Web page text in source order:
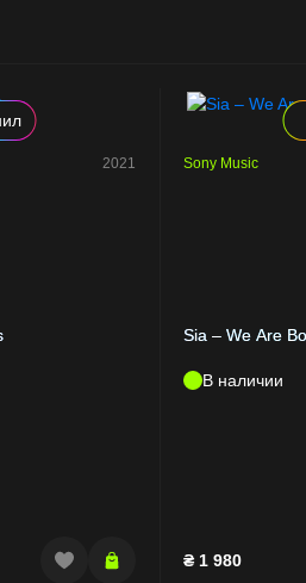
2021 Sony Music
Sia – We Are
В наличии
₴ 1 980